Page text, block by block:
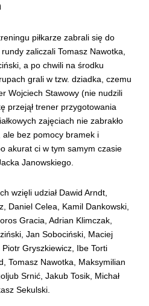
piłkarze zabrali się do
zaliczali Tomasz Nawotka,
a po chwili na środku
grali w tzw. dziadka, czemu
Wojciech Stawowy (nie nudzili
przejął trener przygotowania
zajęciach nie zabrakło
bez pomocy bramek i
akurat ci w tym samym czasie
Janowskiego.
wzięli udział Dawid Arndt,
Daniel Celea, Kamil Dankowski,
Gracia, Adrian Klimczak,
Jan Sobociński, Maciej
Gryszkiewicz, Ibe Torti
Tomasz Nawotka, Maksymilian
Srnić, Jakub Tosik, Michał
Sekulski.